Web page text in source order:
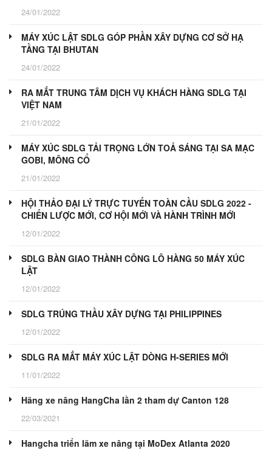
24/01/2022
MÁY XÚC LẬT SDLG GÓP PHẦN XÂY DỰNG CƠ SỞ HẠ
TẦNG TẠI BHUTAN
24/01/2022
RA MẮT TRUNG TÂM DỊCH VỤ KHÁCH HÀNG SDLG TẠI
VIỆT NAM
21/01/2022
MÁY XÚC SDLG TẢI TRỌNG LỚN TOẢ SÁNG TẠI SA MẠC
GOBI, MÔNG CỔ
21/01/2022
HỘI THẢO ĐẠI LÝ TRỰC TUYẾN TOÀN CẦU SDLG 2022 -
CHIẾN LƯỢC MỚI, CƠ HỘI MỚI VÀ HÀNH TRÌNH MỚI
12/01/2022
SDLG BÀN GIAO THÀNH CÔNG LÔ HÀNG 50 MÁY XÚC
LẬT
12/01/2022
SDLG TRÚNG THẦU XÂY DỰNG TẠI PHILIPPINES
12/01/2022
SDLG RA MẮT MÁY XÚC LẬT DÒNG H-SERIES MỚI
11/01/2022
Hãng xe nâng HangCha lần 2 tham dự Canton 128
22/03/2021
Hangcha triển lãm xe nâng tại MoDex Atlanta 2020